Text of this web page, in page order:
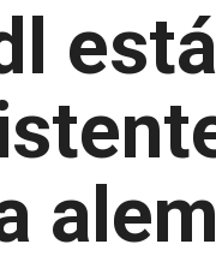
está